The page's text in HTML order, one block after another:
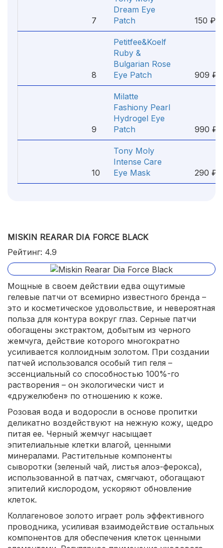
7
Dream Eye
Patch
150 ₽
8
Petitfee&Koelf
Ruby &
Bulgarian Rose
Eye Patch
909 ₽
9
Milatte
Fashiony Pearl
Hydrogel Eye
Patch
990 ₽
10
Tony Moly
Intense Care
Eye Mask
290 ₽
MISKIN REARAR DIA FORCE BLACK
Рейтинг: 4.9
Мощные в своем действии едва ощутимые
гелевые патчи от всемирно известного бренда –
это и косметическое удовольствие, и невероятная
польза для контура вокруг глаз. Серные патчи
обогащены экстрактом, добытым из черного
жемчуга, действие которого многократно
усиливается коллоидным золотом. При создании
патчей использовался особый тип геля –
эссенциальный со способностью 100%-го
растворения – он экологически чист и
«дружелюбен» по отношению к коже.
Розовая вода и водоросли в основе пропитки
деликатно воздействуют на нежную кожу, щедро
питая ее. Черный жемчуг насыщает
эпителиальные клетки влагой, ценными
минералами. Растительные компоненты
сыворотки (зеленый чай, листья алоэ-ферокса),
использованной в патчах, смягчают, обогащают
эпителий кислородом, ускоряют обновление
клеток.
Коллагеновое золото играет роль эффективного
проводника, усиливая взаимодействие остальных
компонентов для обеспечения клеток ценными